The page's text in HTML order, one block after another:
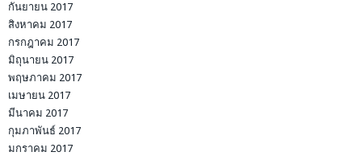
กันยายน 2017
สิงหาคม 2017
กรกฎาคม 2017
มิถุนายน 2017
พฤษภาคม 2017
เมษายน 2017
มีนาคม 2017
กุมภาพันธ์ 2017
มกราคม 2017